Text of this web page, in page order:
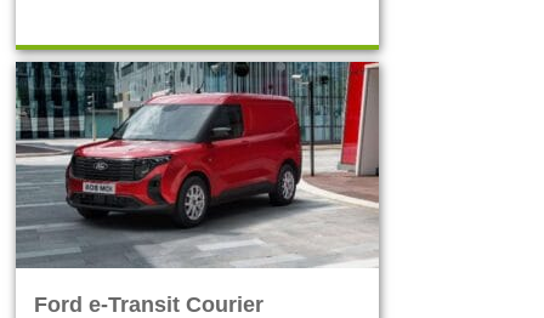
Ford e-Transit Courier